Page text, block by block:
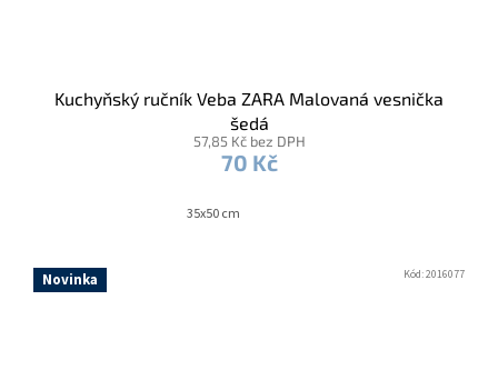
Kuchyňský ručník Veba ZARA Malovaná vesnička
šedá
57,85 Kč bez DPH
70 Kč
35x50 cm
Novinka Kód:2016077